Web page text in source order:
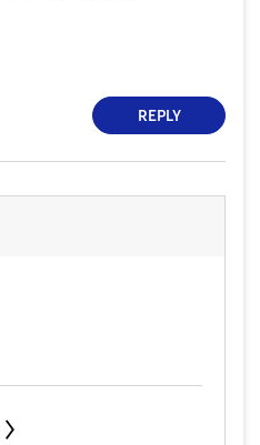
REPLY